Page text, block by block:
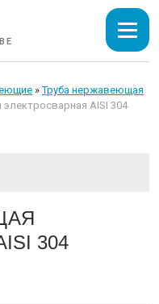
»Труба нержавеющая
AISI 304
304